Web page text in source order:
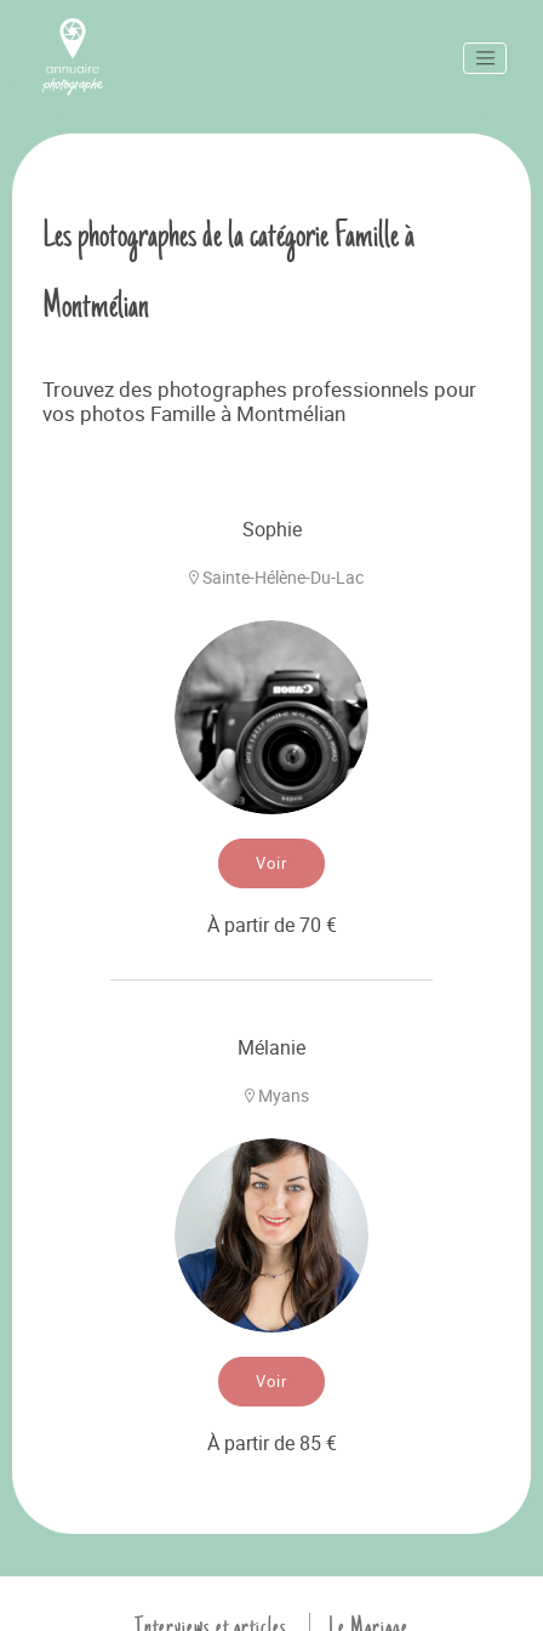
Les photographes de la catégorie Famille à
Montmélian
Trouvez des photographes professionnels pour
vos photos Famille à Montmélian
Sophie
Sainte-Hélène-Du-Lac
Voir
À partir de 70 €
Mélanie
Myans
Voir
À partir de 85 €